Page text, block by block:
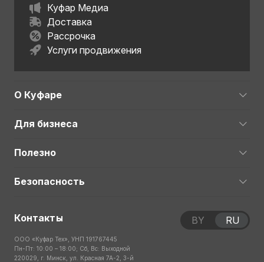
Куфар Медиа
Доставка
Рассрочка
Услуги продвижения
О Куфаре
Для бизнеса
Полезно
Безопасность
Контакты
ООО «Куфар Тех», УНП 191767445
Пн-Пт: 10:00 – 18:00; Сб, Вс: Выходной
220029, г. Минск, ул. Красная 7А-2, 3-й
BY RU